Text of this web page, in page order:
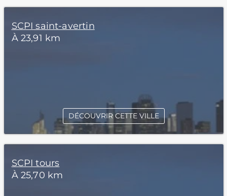
SCPI saint-avertin
À 23,91 km
DÉCOUVRIR CETTE VILLE
SCPI tours
À 25,70 km